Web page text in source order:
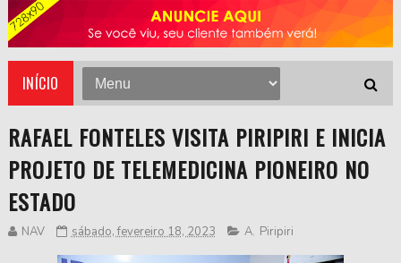
INÍCIO
RAFAEL FONTELES VISITA PIRIPIRI E INICIA
PROJETO DE TELEMEDICINA PIONEIRO NO
ESTADO
NAV sábado, fevereiro 18, 2023 A, Piripiri